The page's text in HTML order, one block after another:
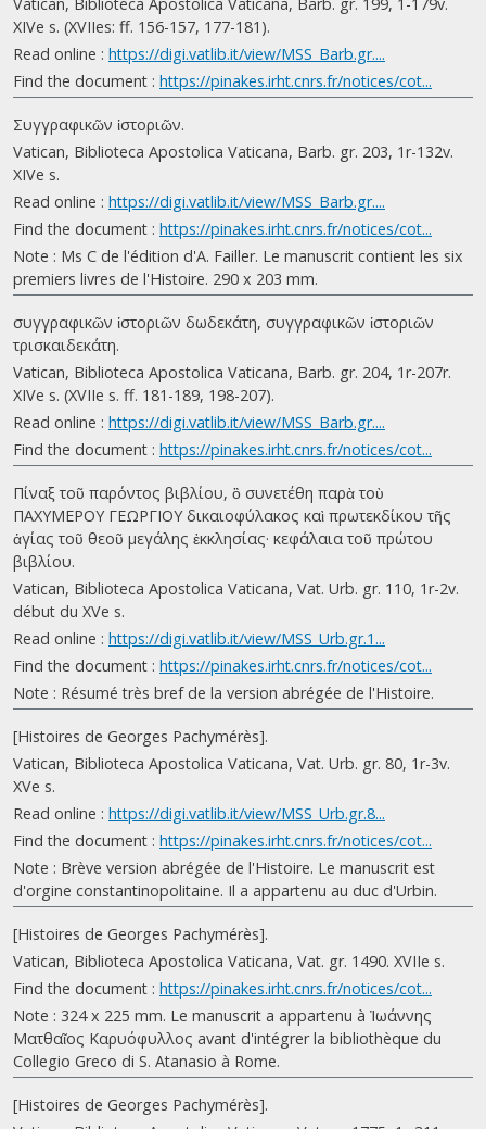
XIVe s. (XVIIes: ff. 156-157, 177-181).
Read online : https://digi.vatlib.it/view/MSS_Barb.gr....
Find the document : https://pinakes.irht.cnrs.fr/notices/cot...
Συγγραφικῶν ἱστοριῶν.
Vatican, Biblioteca Apostolica Vaticana, Barb. gr. 203, 1r-132v.
XIVe s.
Read online : https://digi.vatlib.it/view/MSS_Barb.gr....
Find the document : https://pinakes.irht.cnrs.fr/notices/cot...
Note : Ms C de l'édition d'A. Failler. Le manuscrit contient les six
premiers livres de l'Histoire. 290 x 203 mm.
συγγραφικῶν ἱστοριῶν δωδεκάτη, συγγραφικῶν ἱστοριῶν
τρισκαιδεκάτη.
Vatican, Biblioteca Apostolica Vaticana, Barb. gr. 204, 1r-207r.
XIVe s. (XVIIe s. ff. 181-189, 198-207).
Read online : https://digi.vatlib.it/view/MSS_Barb.gr....
Find the document : https://pinakes.irht.cnrs.fr/notices/cot...
Πίναξ τοῦ παρόντος βιβλίου, ὃ συνετέθη παρὰ τοὺ
ΠΑΧΥΜΕΡΟΥ ΓΕΩΡΓΙΟΥ δικαιοφύλακος καὶ πρωτεκδίκου τῆς
ἁγίας τοῦ θεοῦ μεγάλης ἐκκλησίας· κεφάλαια τοῦ πρώτου
βιβλίου.
Vatican, Biblioteca Apostolica Vaticana, Vat. Urb. gr. 110, 1r-2v.
début du XVe s.
Read online : https://digi.vatlib.it/view/MSS_Urb.gr.1...
Find the document : https://pinakes.irht.cnrs.fr/notices/cot...
Note : Résumé très bref de la version abrégée de l'Histoire.
[Histoires de Georges Pachymérès].
Vatican, Biblioteca Apostolica Vaticana, Vat. Urb. gr. 80, 1r-3v.
XVe s.
Read online : https://digi.vatlib.it/view/MSS_Urb.gr.8...
Find the document : https://pinakes.irht.cnrs.fr/notices/cot...
Note : Brève version abrégée de l'Histoire. Le manuscrit est
d'orgine constantinopolitaine. Il a appartenu au duc d'Urbin.
[Histoires de Georges Pachymérès].
Vatican, Biblioteca Apostolica Vaticana, Vat. gr. 1490. XVIIe s.
Find the document : https://pinakes.irht.cnrs.fr/notices/cot...
Note : 324 x 225 mm. Le manuscrit a appartenu à Ἰωάννης
Ματθαῖος Καρυόφυλλος avant d'intégrer la bibliothèque du
Collegio Greco di S. Atanasio à Rome.
[Histoires de Georges Pachymérès].